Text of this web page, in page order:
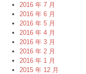
2016 年 7 月
2016 年 6 月
2016 年 5 月
2016 年 4 月
2016 年 3 月
2016 年 2 月
2016 年 1 月
2015 年 12 月